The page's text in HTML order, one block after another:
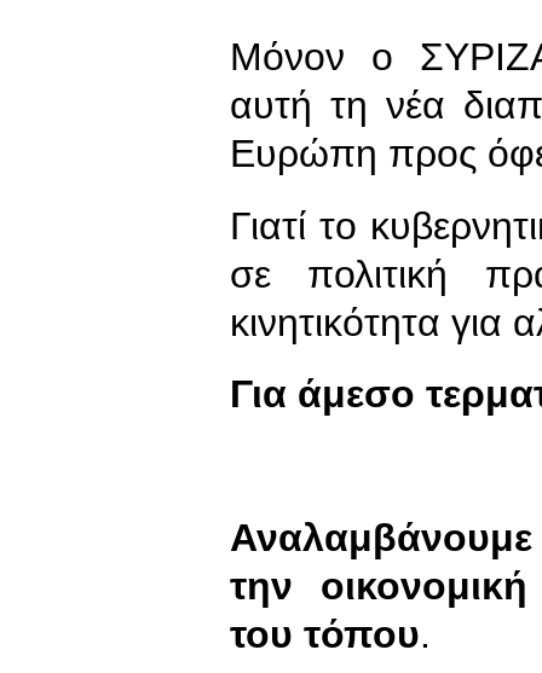
Μόνον ο
αυτή τη νέα
Ευρώπη προς
Γιατί το
σε πολιτική
κινητικότητα για
Για άμεσο
την
του τόπου.